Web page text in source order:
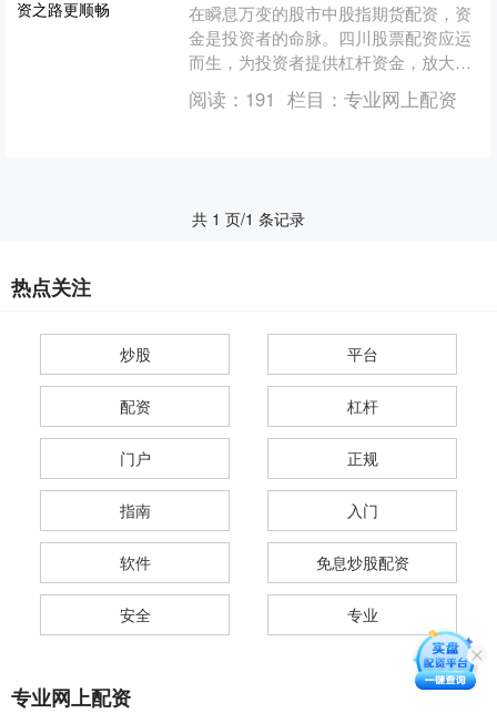
在瞬息万变的股市中股指期货配资，资
金是投资者的命脉。四川股票配资应运
而生，为投资者提供杠杆资金，放大投
资收益。 * **放大收益潜力：**杠杆化投
资可以放大潜在....
阅读： 191 栏目： 专业网上配资
共 1 页/1 条记录
热点关注
炒股 平台
配资 杠杆
门户 正规
指南 入门
软件 免息炒股配资
安全 专业
专业网上配资